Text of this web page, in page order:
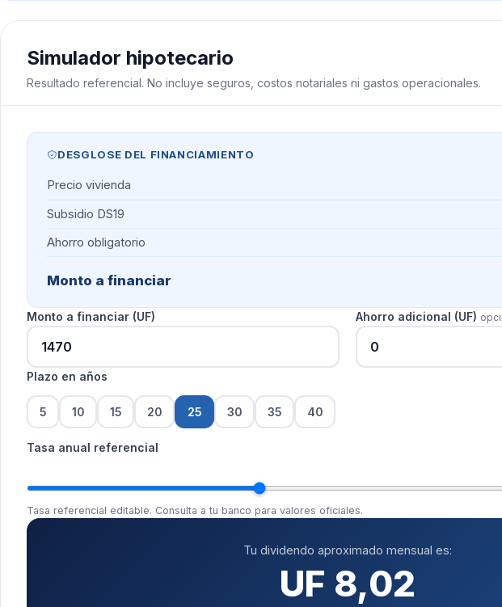
hipotecario
Simulador hipotecario
Resultado referencial. No incluye seguros, costos notariales ni gastos operacionales.
DESGLOSE DEL FINANCIAMIENTO
Precio vivienda
Subsidio DS19
Ahorro obligatorio
Monto a financiar
Monto a financiar (UF) Ahorro adicional (UF)
Plazo en años
5 10 15 20 25 30 35 40
Tasa anual referencial
Tasa referencial editable. Consulta a tu banco para valores oficiales.
Tu dividendo aproximado mensual es:
UF 8,02